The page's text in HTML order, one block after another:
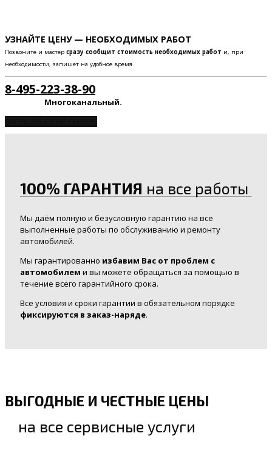
УЗНАЙТЕ ЦЕНУ — НЕОБХОДИМЫХ РАБОТ
Позвоните и мастер сразу сообщит стоимость необходимых работ и, при
необходимости, запишет на удобное время
8-495-223-38-90
Многоканальный.
100% ГАРАНТИЯ на все работы
Мы даём полную и безусловную гарантию на все
выполненные работы по обслуживанию и ремонту
автомобилей.
Мы гарантированно избавим Вас от проблем с
автомобилем и вы можете обращаться за помощью в
течение всего гарантийного срока.
Все условия и сроки гарантии в обязательном порядке
фиксируются в заказ-наряде.
ВЫГОДНЫЕ И ЧЕСТНЫЕ ЦЕНЫ
на все сервисные услуги